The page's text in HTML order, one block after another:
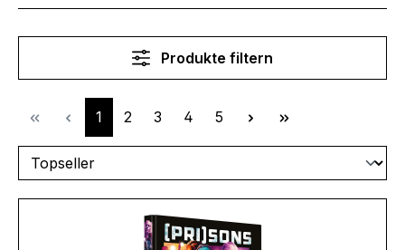
Produkte filtern
Seite
1 Seite
2 Seite
3 Seite
4 Seite
5